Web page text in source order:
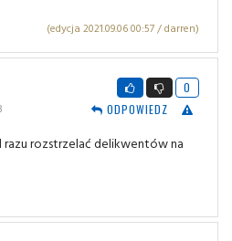
(edycja 2021.09.06 00:57 / darren)
0
ODPOWIEDZ
rozstrzelać delikwentów na